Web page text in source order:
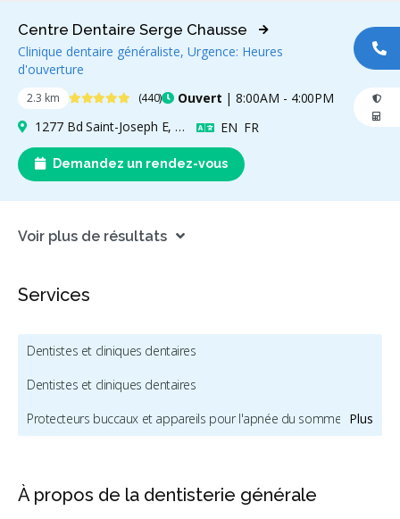
2.3 km 4.9 étoiles (440) Ouvert | 8:00AM - 4:00PM
Centre Dentaire Serge Chausse
Clinique dentaire généraliste, Urgence: Heures
d'ouverture
Demandez un rendez-vous
1277 Bd Saint-Joseph E, Montréal, QC H2J 1L9, Canada EN Anglais
FR
Voir plus de résultats
Services
Plus
Dentistes et cliniques dentaires
Dentistes et cliniques dentaires
Protecteurs buccaux et appareils pour l'apnée du sommeil
Dentistes pour enfants et dentistes pédiatriques
À propos de la dentisterie générale